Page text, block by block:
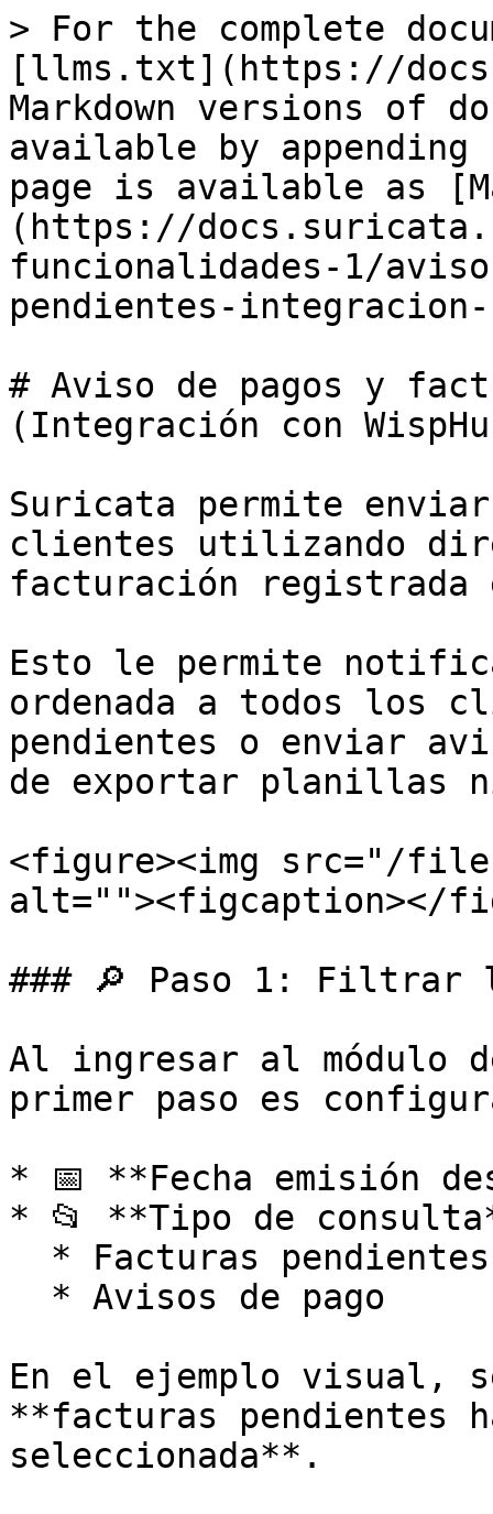
> For the complete
[llms.txt](https://
Markdown versions of
available by
page is available as
(https://
funcionalidades-1/
pendientes-integracion-
# Aviso de pagos y
(Integración con
Suricata permite enviar
clientes utilizando
facturación registrada
Esto le permite
ordenada a todos los
pendientes o enviar
de exportar planillas
<figure><img src="/
alt=""><figcaption></
### 🔎 Paso 1: Filtrar
Al ingresar al módulo
primer paso es
* 📅 **Fecha emisión
* 📂 **Tipo de
En el ejemplo visual,
**facturas pendientes
seleccionada**.